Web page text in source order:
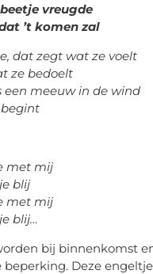
vreugde
’t komen zal
dat zegt wat ze voelt
ze bedoelt
een meeuw in de wind
met mij
blij
met mij
blij…
bij binnenkomst
beperking. Deze